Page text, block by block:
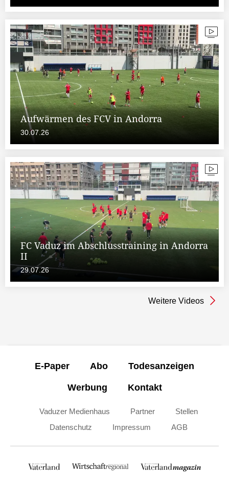
Aufwärmen des FCV in Andorra
30.07.26
FC Vaduz im Abschlusstraining in Andorra
II
29.07.26
Weitere Videos
E-Paper Abo Todesanzeigen
Werbung Kontakt
Vaduzer Medienhaus Partner
Stellen
Datenschutz
Impressum AGB